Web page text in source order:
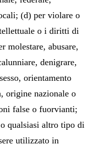
(d) per violare o
o i diritti di
molestare, abusare,
denigrare,
orientamento
origine nazionale o
false o fuorvianti;
qualsiasi altro tipo di
utilizzato in